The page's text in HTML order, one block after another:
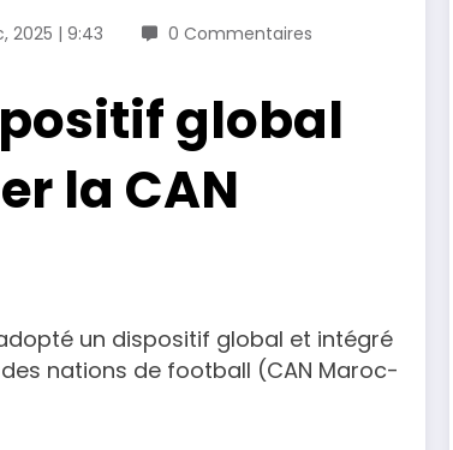
2025 | 9:43 0 Commentaires
global
la CAN
un dispositif global et intégré
nations de football (CAN Maroc-